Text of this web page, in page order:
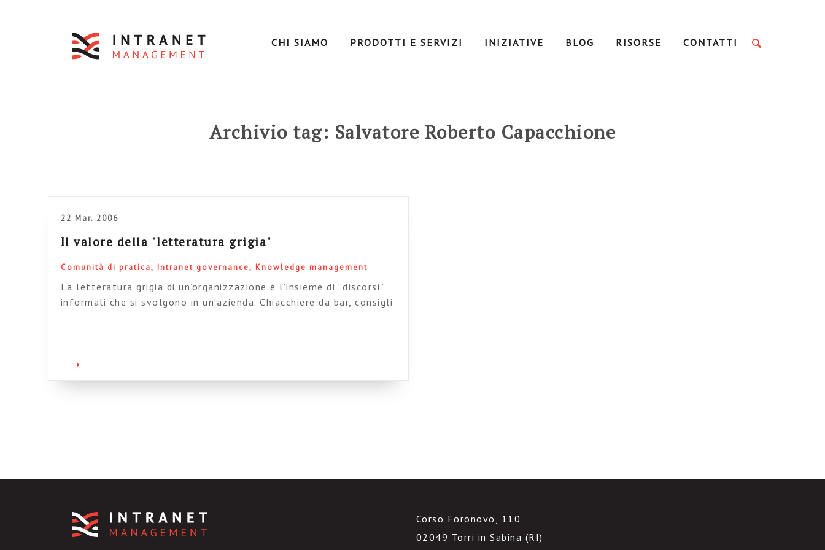
CHI SIAMO PRODOTTI E SERVIZI INIZIATIVE BLOG RISORSE CONTATTI
Archivio tag: Salvatore Roberto Capacchione
22 Mar. 2006
Il valore della "letteratura grigia"
Comunità di pratica Intranet governance Knowledge management
La letteratura grigia di un’organizzazione è l’insieme di “discorsi”
informali che si svolgono in un’azienda. Chiacchiere da bar, consigli
del collega della stanza a fianco. […]
Corso Foronovo, 110
02049 Torri in Sabina (RI)